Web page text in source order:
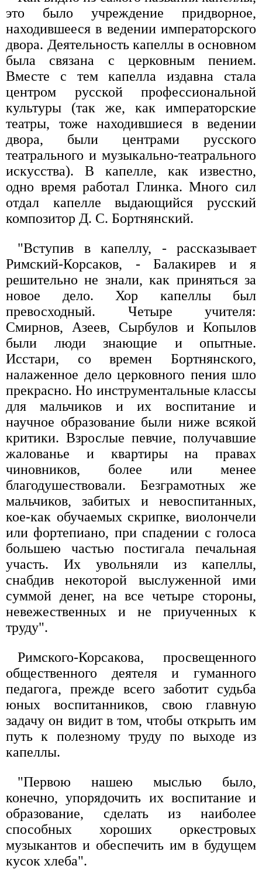
это было учреждение придворное,
находившееся в ведении императорского
двора. Деятельность капеллы в основном
была связана с церковным пением.
Вместе с тем капелла издавна стала
центром русской профессиональной
культуры (так же, как императорские
театры, тоже находившиеся в ведении
двора, были центрами русского
театрального и музыкально-театрального
искусства). В капелле, как известно,
одно время работал Глинка. Много сил
отдал капелле выдающийся русский
композитор Д. С. Бортнянский.
"Вступив в капеллу, - рассказывает
Римский-Корсаков, - Балакирев и я
решительно не знали, как приняться за
новое дело. Хор капеллы был
превосходный. Четыре учителя:
Смирнов, Азеев, Сырбулов и Копылов
были люди знающие и опытные.
Исстари, со времен Бортнянского,
налаженное дело церковного пения шло
прекрасно. Но инструментальные классы
для мальчиков и их воспитание и
научное образование были ниже всякой
критики. Взрослые певчие, получавшие
жалованье и квартиры на правах
чиновников, более или менее
благодушествовали. Безграмотных же
мальчиков, забитых и невоспитанных,
кое-как обучаемых скрипке, виолончели
или фортепиано, при спадении с голоса
большею частью постигала печальная
участь. Их увольняли из капеллы,
снабдив некоторой выслуженной ими
суммой денег, на все четыре стороны,
невежественных и не приученных к
труду".
Римского-Корсакова, просвещенного
общественного деятеля и гуманного
педагога, прежде всего заботит судьба
юных воспитанников, свою главную
задачу он видит в том, чтобы открыть им
путь к полезному труду по выходе из
капеллы.
"Первою нашею мыслью было,
конечно, упорядочить их воспитание и
образование, сделать из наиболее
способных хороших оркестровых
музыкантов и обеспечить им в будущем
кусок хлеба".